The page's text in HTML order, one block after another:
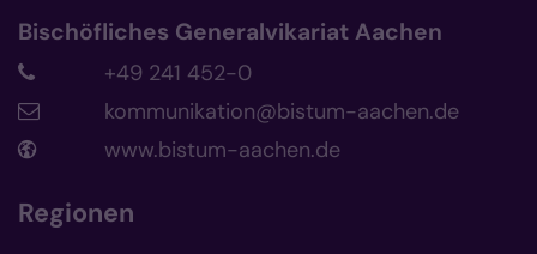
Bischöfliches Generalvikariat Aachen
+49 241 452-0
kommunikation@bistum-aachen.de
www.bistum-aachen.de
Regionen